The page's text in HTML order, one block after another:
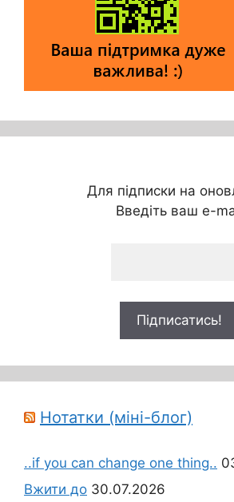
Для підписки на
Введіть ваш e-
Нотатки (міні-блог)
..if you can change one thing..
Вжити до 30.07.2026